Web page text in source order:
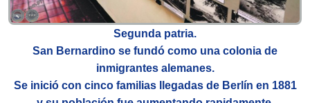
Segunda patria.
San Bernardino se fundó como una colonia de
inmigrantes alemanes.
Se inició con cinco familias llegadas de Berlín en 1881